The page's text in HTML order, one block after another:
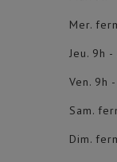
Mer.
Jeu. 9h
Ven. 9h
Sam.
Dim.